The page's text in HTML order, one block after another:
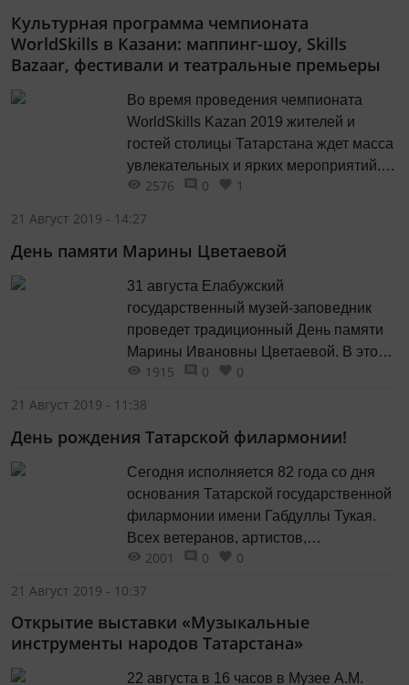
Шоу предполагает использование
множества новых технологий, в
частности, технологию дополненной
реальности - AR (augmented reality), а
зрители станут его частью. 3D эффекты
будут появляться в виртуальном
пространстве стадиона.
Культурная программа чемпионата
WorldSkills в Казани: маппинг-шоу, Skills
Bazaar, фестивали и театральные премьеры
Во время проведения чемпионата
WorldSkills Kazan 2019 жителей и
гостей столицы Татарстана ждет масса
увлекательных и ярких мероприятий.
Ежедневно в городе будут проходить
другое.
2576 0
1
21 Август 2019 - 14:27
День памяти Марины Цветаевой
31 августа Елабужский
государственный музей-заповедник
проведет традиционный День памяти
Марины Ивановны Цветаевой. В этот
день в 1941 году в Елабуге трагически
запретом, навсегда ушли в прошлое.
Цветаевой было названо в середине
1960-х годов, а первый День памяти
прошёл в 1968 году.
1915 0
0
21 Август 2019 - 11:38
День рождения Татарской филармонии!
Сегодня исполняется 82 года со дня
основания Татарской государственной
филармонии имени Габдуллы Тукая.
Всех ветеранов, артистов,
сотрудников, зрителей филармонии
музыка!
2001 0
0
21 Август 2019 - 10:37
Открытие выставки «Музыкальные
инструменты народов Татарстана»
22 августа в 16 часов в Музее А.М.